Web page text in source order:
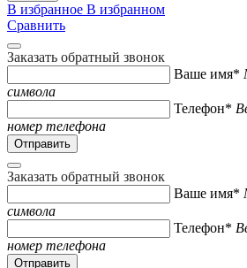
В избранное В избранном
Сравнить
Заказать обратный звонок
Ваше имя*
символа
Телефон*
номер телефона
Заказать обратный звонок
Ваше имя*
символа
Телефон*
номер телефона